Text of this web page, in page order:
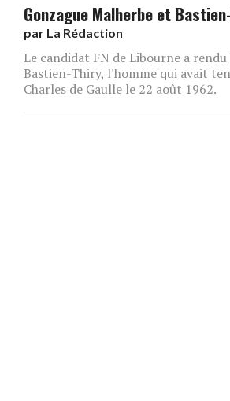
Gonzague Malherbe et
par La Rédaction
Le candidat FN de Libourne a rendu
Bastien-Thiry, l'homme qui avait
Charles de Gaulle le 22 août 1962.